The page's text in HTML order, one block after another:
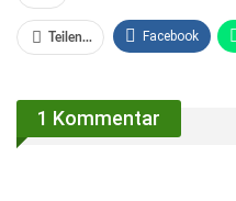
Teilen... Facebook
Facebook Messenger
1 Kommentar